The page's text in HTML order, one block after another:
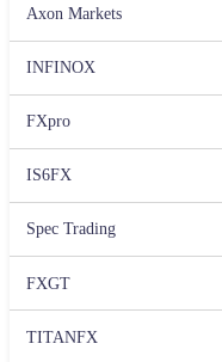
Axon Markets
INFINOX
FXpro
IS6FX
Spec Trading
FXGT
TITANFX